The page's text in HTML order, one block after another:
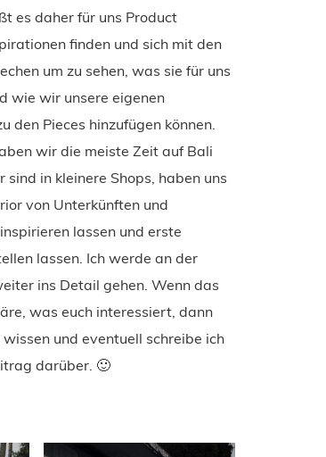
es daher für uns Product
finden und sich mit den
um zu sehen, was sie für uns
wie wir unsere eigenen
den Pieces hinzufügen können.
wir die meiste Zeit auf Bali
sind in kleinere Shops, haben uns
von Unterkünften und
lassen und erste
lassen. Ich werde an der
ins Detail gehen. Wenn das
was euch interessiert, dann
und eventuell schreibe ich
darüber. 🙂